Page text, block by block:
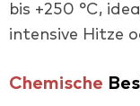
bis +250 °C,
intensive Hitze
Chemische